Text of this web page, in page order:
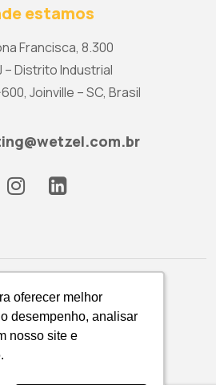
oferecer melhor
desempenho, analisar
nosso site e
oferecer melhor
desempenho, analisar
nosso site e
estamos
Francisca, 8.300
– Distrito Industrial
Joinville – SC, Brasil
de Privacidade